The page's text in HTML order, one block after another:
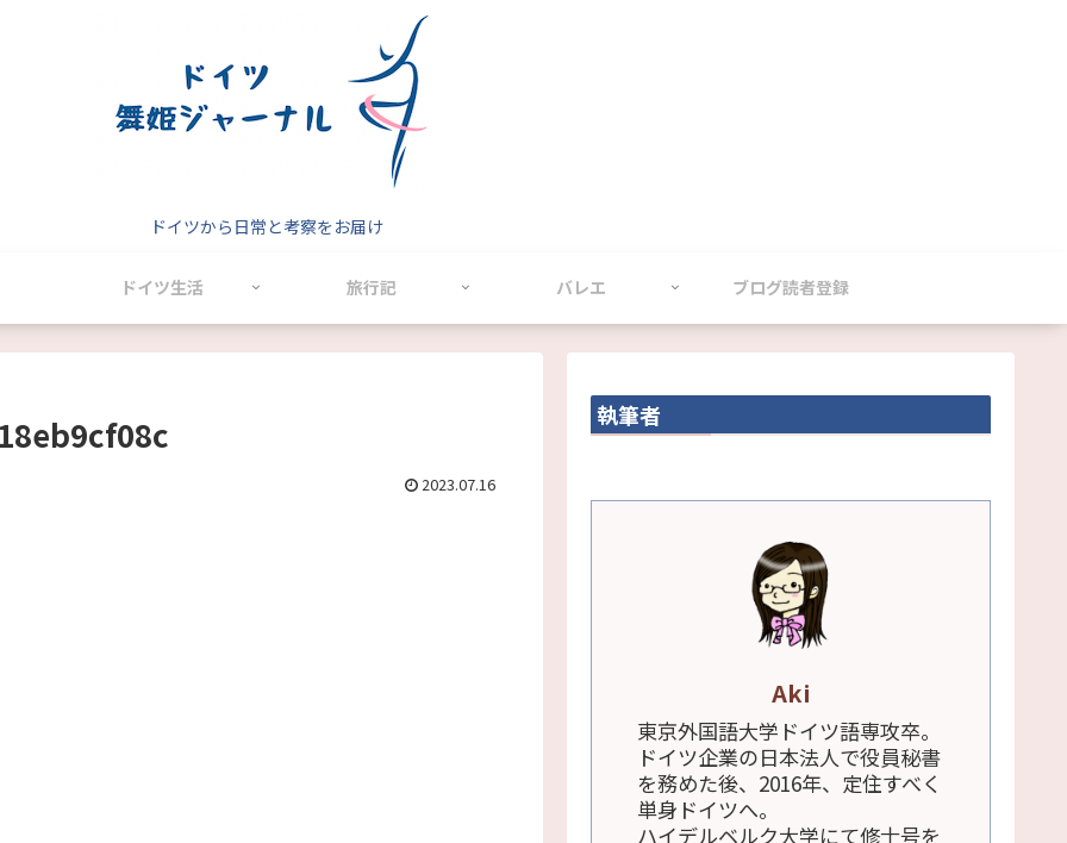
ドイツから日常と考察をお届け
ドイツ生活 旅行記 バレエ ブログ読者登録
2023.07.16
執筆者
Aki
東京外国語大学ドイツ語専攻卒。
ドイツ企業の日本法人で役員秘書
を務めた後、2016年、定住すべく
単身ドイツへ。
ハイデルベルク大学にて修士号を